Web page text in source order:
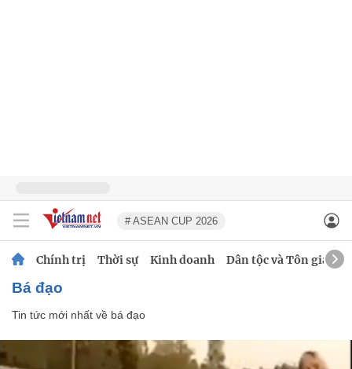
# ASEAN CUP 2026
Chính trị Thời sự Kinh doanh Dân tộc và Tôn giáo
bá đạo
Tin tức mới nhất về bá đạo